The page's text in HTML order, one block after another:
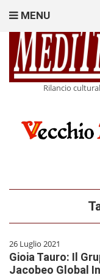
Rilancio
MENU
26 Luglio 2021
Gioia Tauro: Il
Jacobeo Global